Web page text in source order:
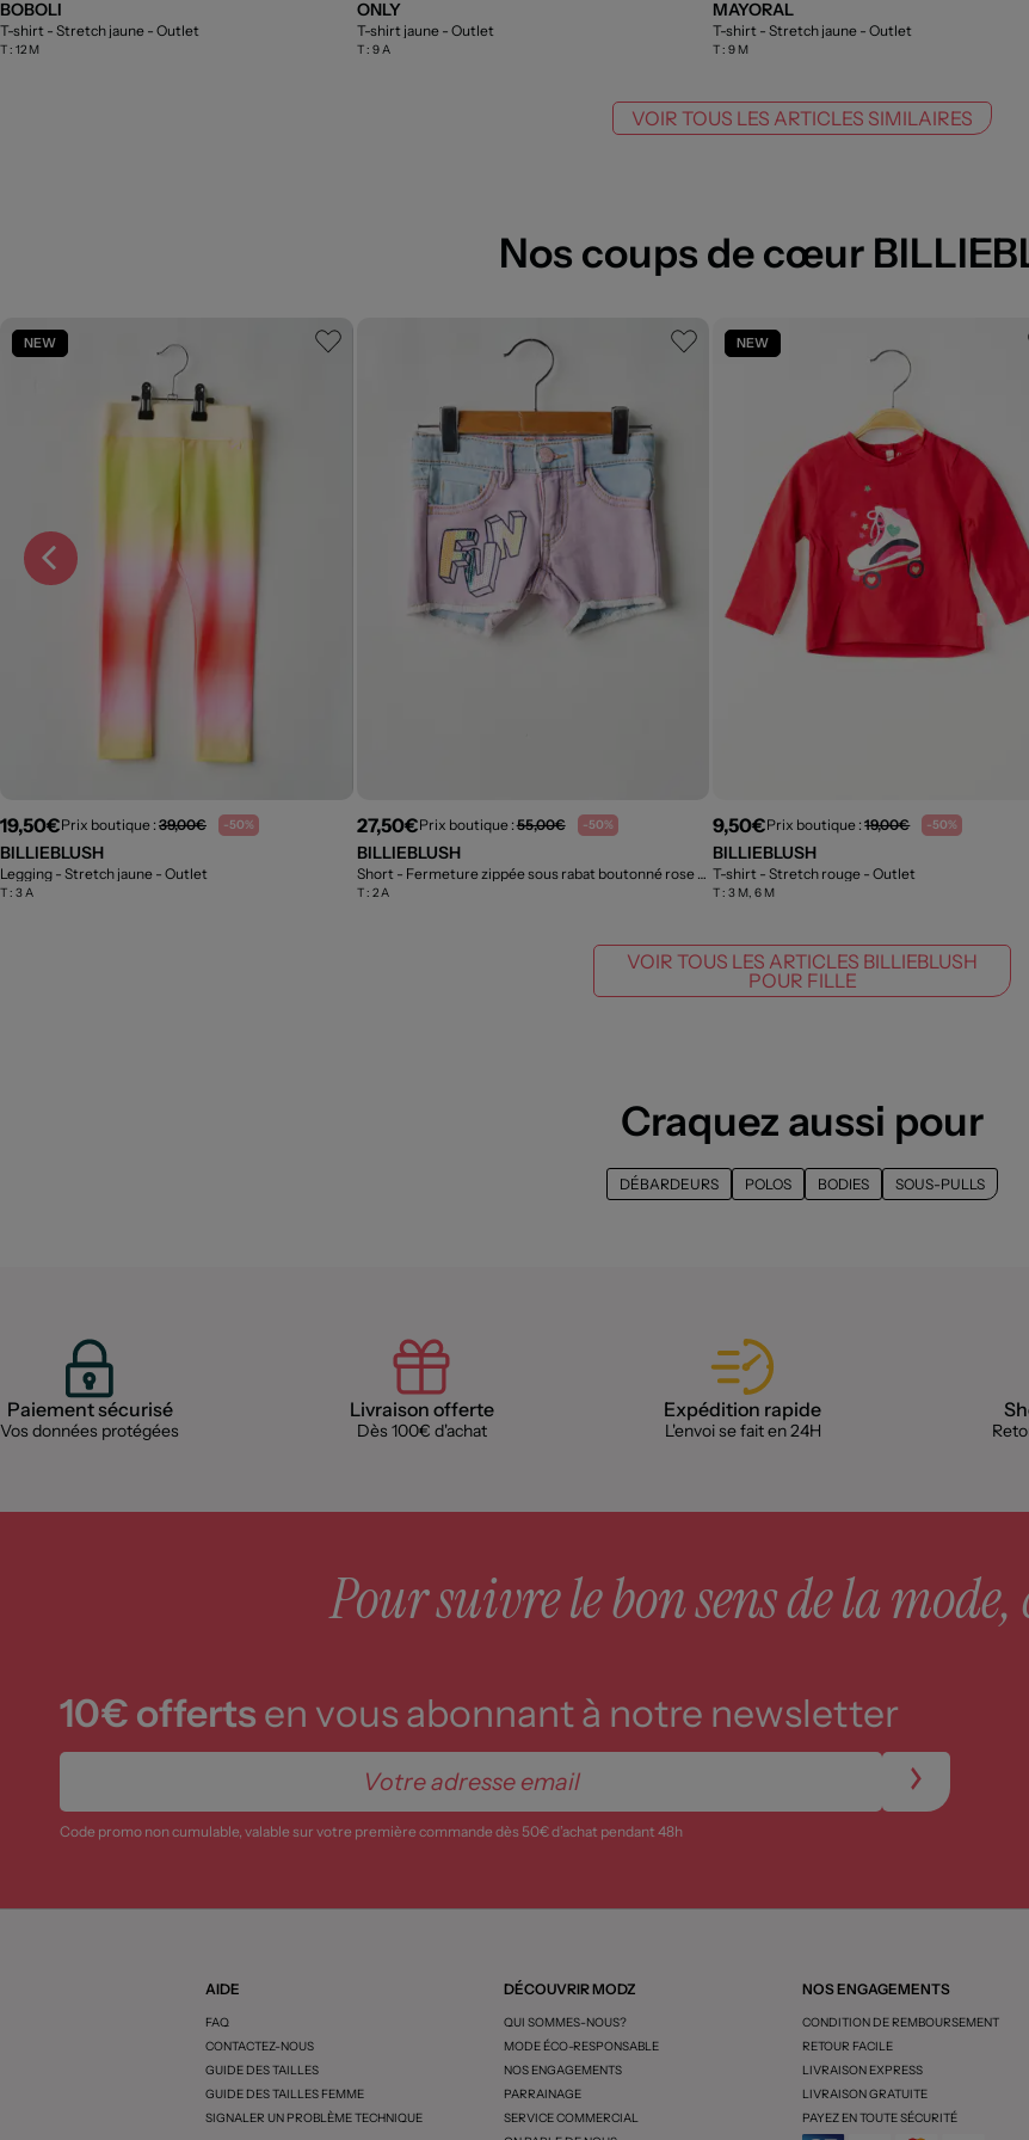
BOBOLI
T-shirt - Stretch jaune - Outlet
T : 12 M
ONLY
T-shirt jaune - Outlet
T : 9 A
MAYORAL
T-shirt - Stretch jaune - Outlet
T :9 M
VOIR TOUS LES ARTICLES SIMILAIRES
Nos coups de cœur
NEW
19,50€Prix boutique : 39,00€ -50%
BILLIEBLUSH
Legging - Stretch jaune - Outlet
T : 3 A
27,50€Prix boutique :55,00€ -50%
BILLIEBLUSH
Short - Fermeture zippée sous rabat boutonné rose
- Outlet
T : 2 A
NEW
9,50€Prix boutique :19,00€ -50%
BILLIEBLUSH
T-shirt - Stretch rouge - Outlet
T :3 M, 6 M
VOIR TOUS LES ARTICLES BILLIEBLUSH
POUR FILLE
Craquez aussi pour
DÉBARDEURS POLOS BODIES SOUS-PULLS
Paiement sécurisé
Vos données protégées
Livraison offerte
Dès 100€ d'achat
Expédition rapide
L'envoi se fait en 24H
Pour suivre le bon sens de la
10€ offerts en vous abonnant à notre newsletter
Code promo non cumulable, valable sur votre première commande dès 50€ d’achat pendant 48h
AIDE
FAQ
CONTACTEZ-NOUS
GUIDE DES TAILLES
GUIDE DES TAILLES FEMME
SIGNALER UN PROBLÈME TECHNIQUE
DÉCOUVRIR MODZ
QUI SOMMES-NOUS?
MODE ÉCO-RESPONSABLE
NOS ENGAGEMENTS
PARRAINAGE
SERVICE COMMERCIAL
NOS ENGAGEMENTS
CONDITION DE REMBOURSEMENT
RETOUR FACILE
LIVRAISON EXPRESS
LIVRAISON GRATUITE
PAYEZ EN TOUTE SÉCURITÉ